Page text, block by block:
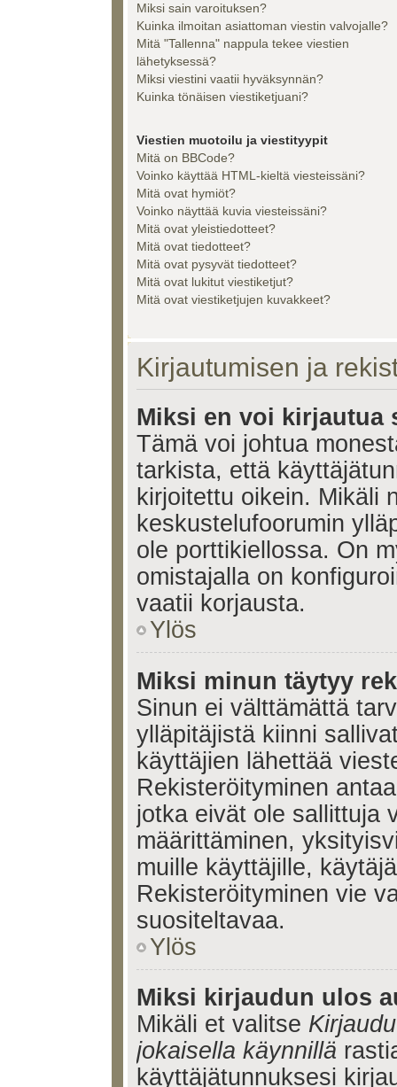
Miksi sain varoituksen?
Kuinka ilmoitan asiattoman viestin valvojalle?
Mitä "Tallenna" nappula tekee viestien
lähetyksessä?
Miksi viestini vaatii hyväksynnän?
Kuinka tönäisen viestiketjuani?
Viestien muotoilu ja viestityypit
Mitä on BBCode?
Voinko käyttää HTML-kieltä viesteissäni?
Mitä ovat hymiöt?
Voinko näyttää kuvia viesteissäni?
Mitä ovat yleistiedotteet?
Mitä ovat tiedotteet?
Mitä ovat pysyvät tiedotteet?
Mitä ovat lukitut viestiketjut?
Mitä ovat viestiketjujen kuvakkeet?
Kirjautumisen ja
Miksi en voi kirjautua
Tämä voi johtua
tarkista, että
kirjoitettu oikein. Mikäli
keskustelufoorumin
ole porttikiellossa. On
omistajalla on
vaatii korjausta.
Ylös
Miksi minun täytyy
Sinun ei välttämättä
ylläpitäjistä kiinni
käyttäjien lähettää
Rekisteröityminen
jotka eivät ole sallittuja
määrittäminen,
muille käyttäjille,
Rekisteröityminen vie
suositeltavaa.
Ylös
Miksi kirjaudun ulos
Mikäli et valitse
jokaisella käynnillä
käyttäjätunnuksesi